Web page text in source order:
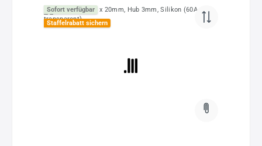
Sofort verfügbar
Staffelrabatt sichern